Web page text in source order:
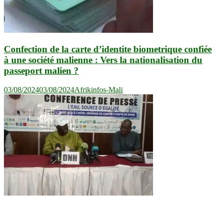
Confection de la carte d’identite biometrique confiée
à une société malienne : Vers la nationalisation du
passeport malien ?
03/08/202403/08/2024Afrikinfos-Mali